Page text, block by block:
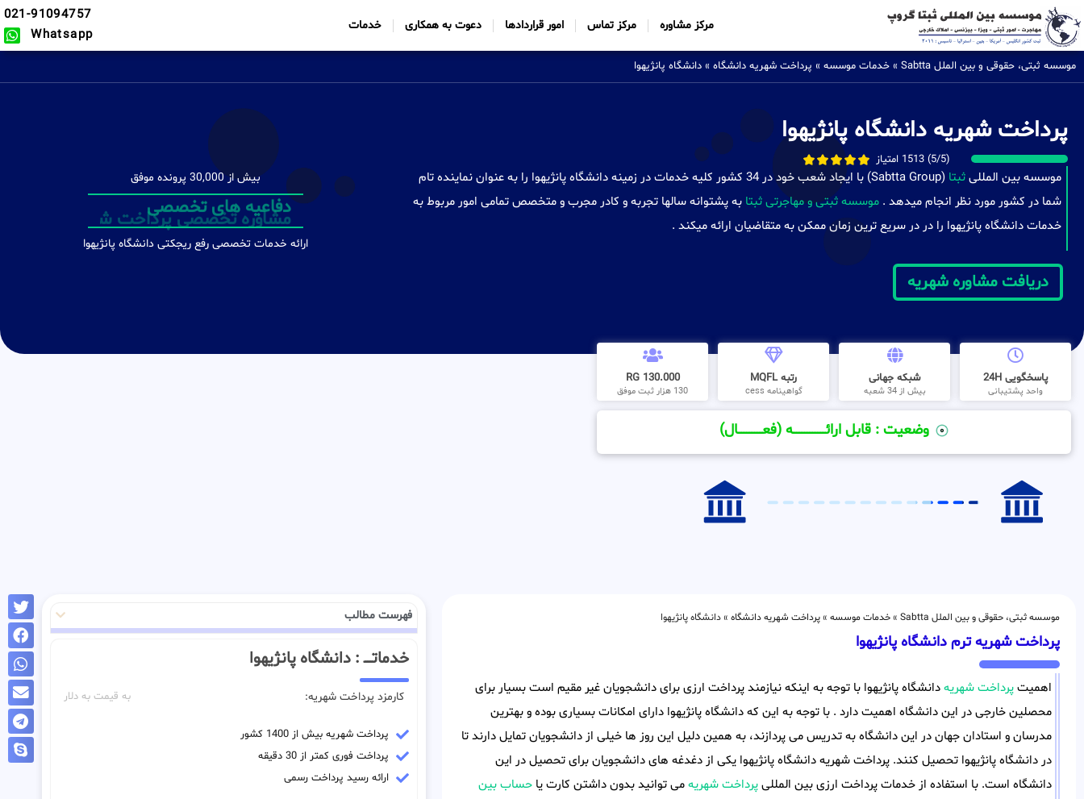
مرکز مشاوره مرکز تماس امور قراردادها دعوت به همکاری خدمات
021-91094757
Whatsapp
موسسه ثبتی، حقوقی و بین الملل Sabtta » خدمات موسسه » پرداخت شهریه دانشگاه » دانشگاه پانژیهوا
پرداخت شهریه دانشگاه پانژیهوا
(5/5) 1513 امتیاز
موسسه بین المللیثبتا
(Sabtta Group) با ایجاد شعب خود در 34 کشور کلیه خدمات در زمینه دانشگاه پانژیهوا را به عنوان نماینده تام
شما در کشور مورد نظر انجام میدهد . موسسه ثبتی و مهاجرتی ثبتا به پشتوانه سالها تجربه و کادر مجرب و متخصص تمامی امور مربوط به
خدمات دانشگاه پانژیهوا را در در سریع ترین زمان ممکن به متقاضیان ارائه میکند .
دریافت مشاوره شهریه
بیش از 30,000 پرونده موفق
دفاعیه های تخصصی
ارائه خدمات تخصصی رفع ریجکتی دانشگاه پانژیهوا
پاسخگویی 24H
واحد پشتیبانی
شبکه جهانی
بیش از 34 شعبه
رتبه MQFL
گواهینامه cess
130.000 RG
130 هزار ثبت موفق
وضعیت : قابل ارائــــــــــــــــــــه (فعـــــــــــــــال)
موسسه ثبتی، حقوقی و بین الملل Sabtta »خدمات موسسه »پرداخت شهریه دانشگاه »دانشگاه پانژیهوا
پرداخت شهریه ترم دانشگاه پانژیهوا
اهمیتپرداخت شهریهدانشگاه پانژیهوا با توجه به اینکه نیازمند پرداخت ارزی برای دانشجویان غیر مقیم است بسیار برای
محصلین خارجی در این دانشگاه اهمیت دارد . با توجه به این که دانشگاه پانژیهوا دارای امکانات بسیاری بوده و بهترین
مدرسان و استادان جهان در این دانشگاه به تدریس می پردازند، به همین دلیل این روز ها خیلی از دانشجویان تمایل دارند تا
در دانشگاه پانژیهوا تحصیل کنند. پرداخت شهریه دانشگاه پانژیهوا یکی از دغدغه های دانشجویان برای تحصیل در این
دانشگاه است. با استفاده از خدمات پرداخت ارزی بین المللیپرداخت شهریهمی توانید بدون داشتن کارت یا حساب بین
فهرست مطالب
خدماتـــــ : دانشگاه پانژیهوا
کارمزد پرداخت شهریه: به قیمت به دلار
پرداخت شهریه بیش از 1400 کشور
پرداخت فوری کمتر از 30 دقیقه
ارائه رسید پرداخت رسمی